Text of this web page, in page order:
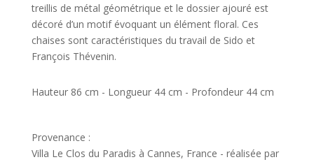
treillis de métal géométrique et le dossier ajouré est
décoré d’un motif évoquant un élément floral. Ces
chaises sont caractéristiques du travail de Sido et
François Thévenin.
Hauteur 86 cm - Longueur 44 cm - Profondeur 44 cm
Provenance :
Villa Le Clos du Paradis à Cannes, France - réalisée par